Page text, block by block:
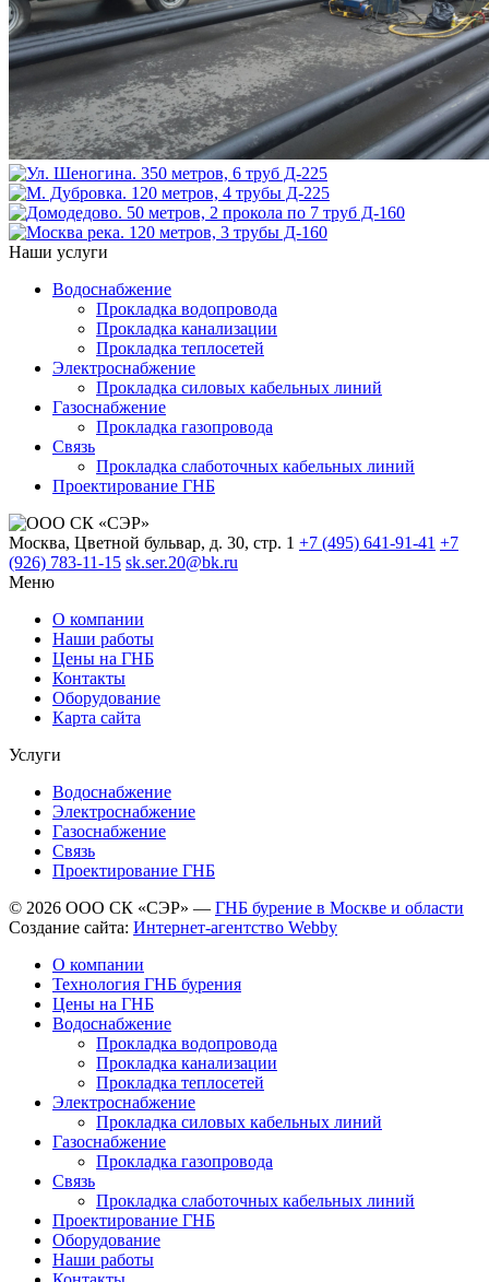
Наши услуги
Водоснабжение
Прокладка водопровода
Прокладка канализации
Прокладка теплосетей
Электроснабжение
Прокладка силовых кабельных линий
Газоснабжение
Прокладка газопровода
Связь
Прокладка слаботочных кабельных линий
Проектирование ГНБ
Москва, Цветной бульвар, д. 30, стр. 1 +7 (495) 641-91-41 +7
(926) 783-11-15 sk.ser.20@bk.ru
Меню
О компании
Наши работы
Цены на ГНБ
Контакты
Оборудование
Карта сайта
Услуги
Водоснабжение
Электроснабжение
Газоснабжение
Связь
Проектирование ГНБ
© 2026 ООО СК «СЭР» — ГНБ бурение в Москве и области
Создание сайта: Интернет-агентство Webby
О компании
Технология ГНБ бурения
Цены на ГНБ
Водоснабжение
Прокладка водопровода
Прокладка канализации
Прокладка теплосетей
Электроснабжение
Прокладка силовых кабельных линий
Газоснабжение
Прокладка газопровода
Связь
Прокладка слаботочных кабельных линий
Проектирование ГНБ
Оборудование
Наши работы